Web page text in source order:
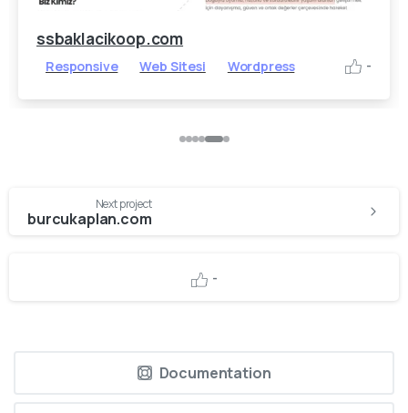
ssbaklacikoop.com
Responsive Web Sitesi Wordpress -
Continue
Reading
Next project
burcukaplan.com
-
Documentation